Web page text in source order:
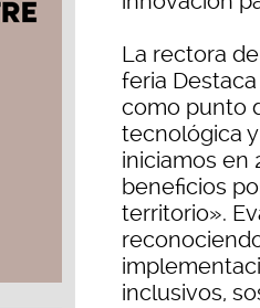
La rectora
feria
como punto
tecnológica y
iniciamos en
beneficios
territorio».
inclusivos,